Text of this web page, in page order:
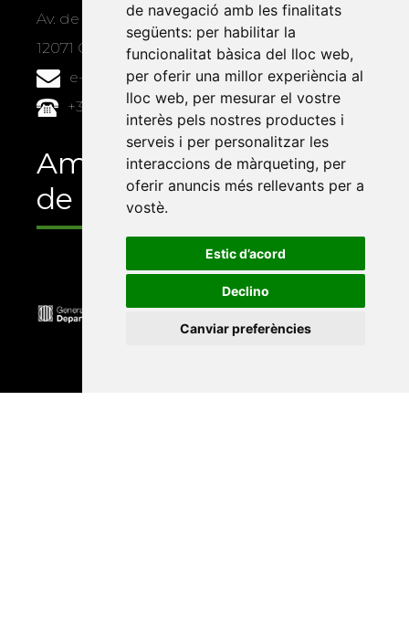
de navegació amb les finalitats
següents: per habilitar la
funcionalitat bàsica del lloc web,
per oferir una millor experiència al
lloc web, per mesurar el vostre
interès pels nostres productes i
serveis i per personalitzar les
interaccions de màrqueting, per
oferir anuncis més rellevants per a
vostè.
Estic d’acord
Declino
Canviar preferències
Av. de Vicent Sos Baynat, s/n
12071 Castelló de la Plana
e-buc@vives.org
+34 964 72 89 93
Amb el suport
de